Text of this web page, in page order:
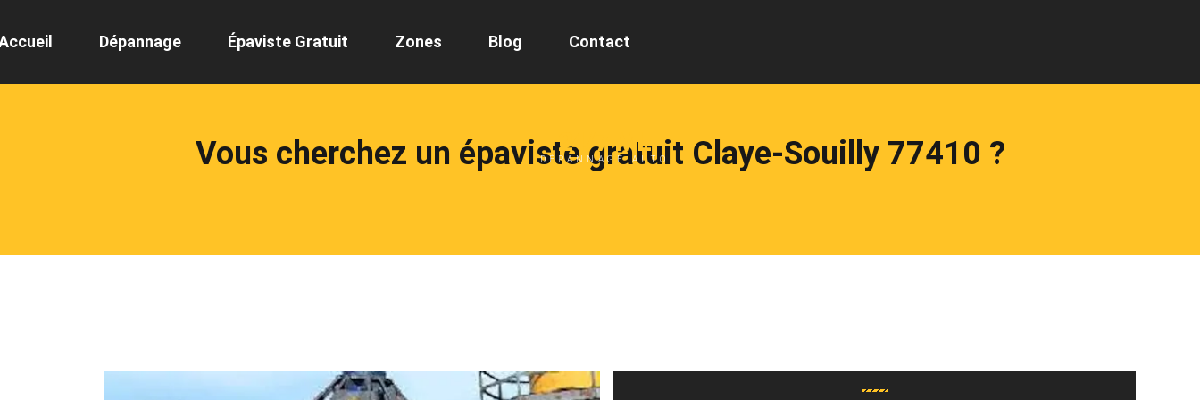
24/7 ML
DÉPANNAGE AUTO
Dépannage Épaviste Gratuit Zones Blog Contact
Vous cherchez un épaviste gratuit Claye-Souilly 77410 ?